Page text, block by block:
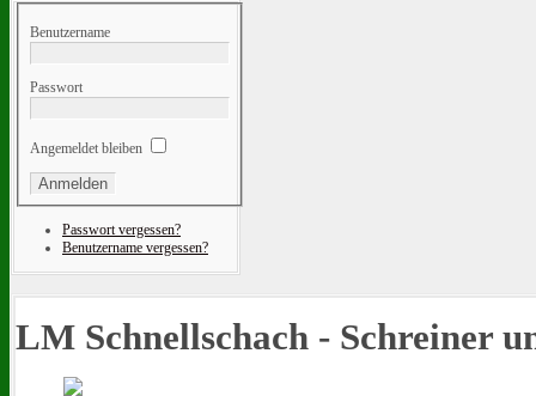
Benutzername
Passwort
Angemeldet bleiben
Passwort vergessen?
Benutzername vergessen?
LM Schnellschach - Schreiner